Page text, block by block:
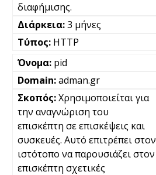
διαφήμισης.
3 μήνες
HTTP
pid
adman.gr
Χρησιμοποιείται για
την αναγνώριση του
επισκέπτη σε επισκέψεις και
συσκευές. Αυτό επιτρέπει στον
ιστότοπο να παρουσιάζει στον
επισκέπτη σχετικές